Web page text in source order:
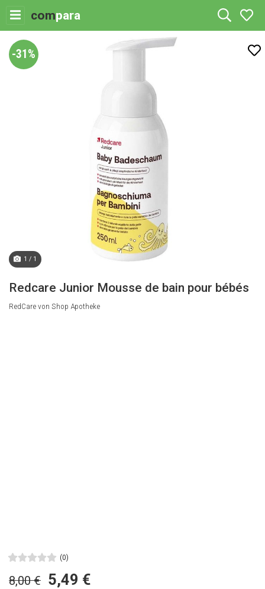
compara
-31%
1 / 1
Redcare Junior Mousse de bain pour bébés
RedCare von Shop Apotheke
(0)
8,00 € 5,49 €